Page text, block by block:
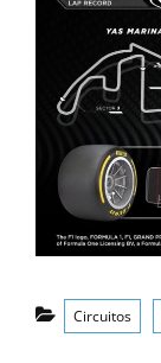
Categorías
Circuitos